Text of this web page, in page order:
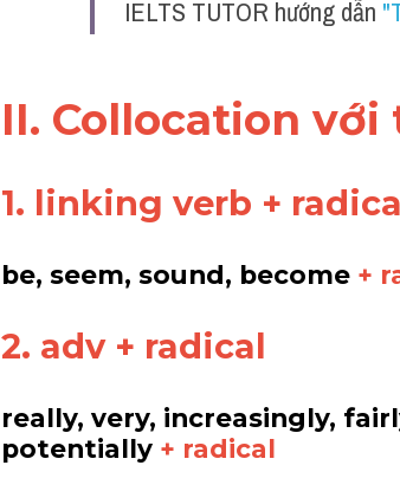
IELTS TUTOR hướng dẫn
II. Collocation
1. linking verb +
be, seem, sound, become +
2. adv + radical
really, very, increasingly,
potentially + radical